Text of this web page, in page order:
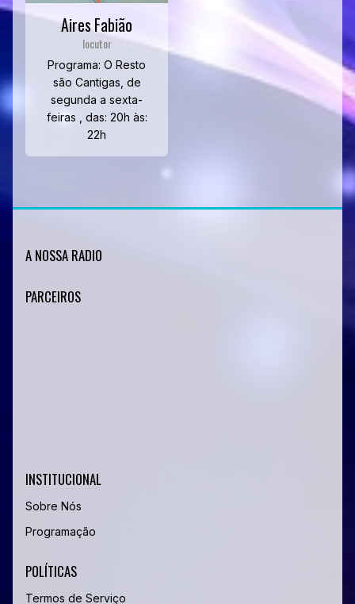
Aires Fabião
locutor
Programa: O Resto
são Cantigas, de
segunda a sexta-
feiras , das: 20h às:
22h
A NOSSA RADIO
PARCEIROS
INSTITUCIONAL
Sobre Nós
Programação
POLÍTICAS
Termos de Serviço